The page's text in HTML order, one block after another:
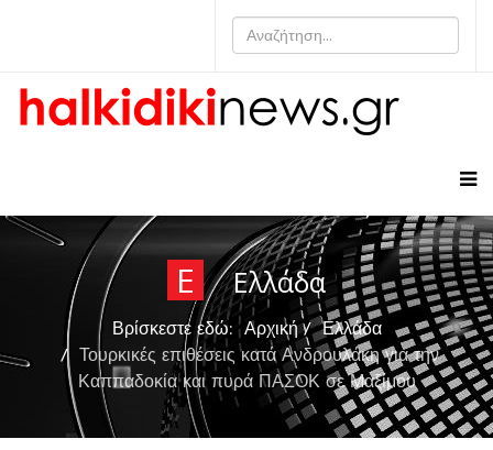
Ε Ελλάδα
Βρίσκεστε εδώ:Αρχική
Ελλάδα
Τουρκικές επιθέσεις κατά Ανδρουλάκη για την
Καππαδοκία και πυρά ΠΑΣΟΚ σε Μαξίμου